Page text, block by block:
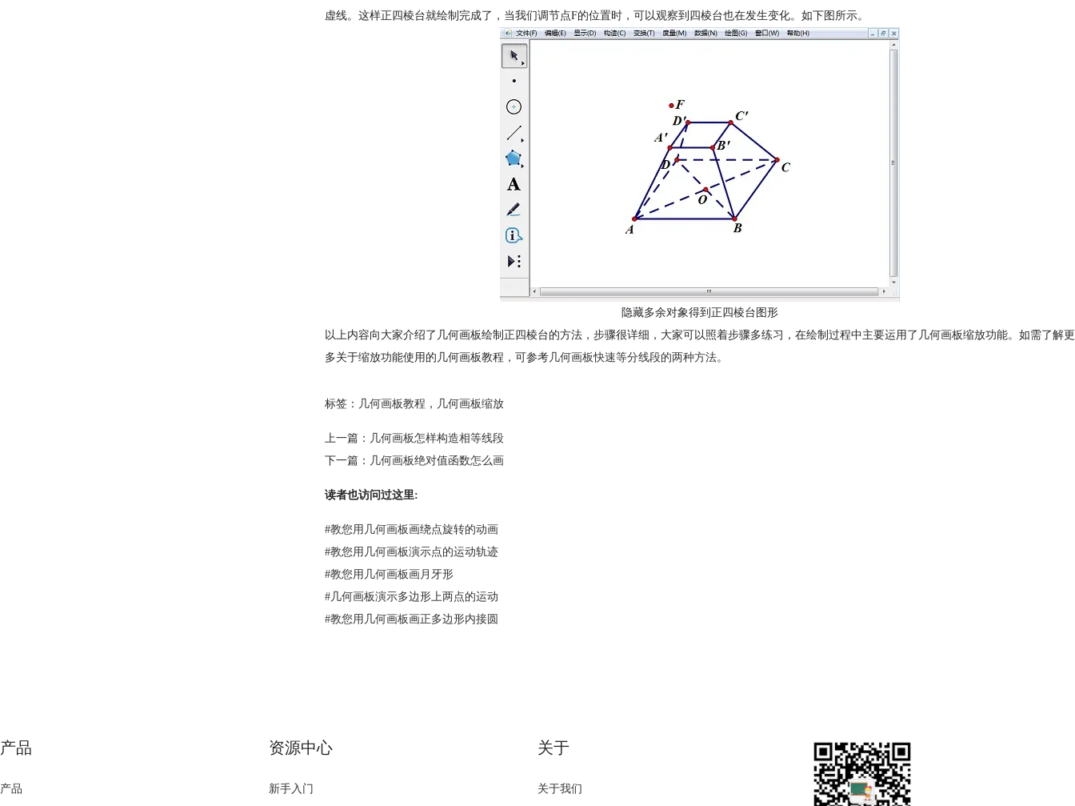
虚线。这样正四棱台就绘制完成了，当我们调节点F的位置时，可以观察到四棱台也在发生变化。如下图所示。
隐藏多余对象得到正四棱台图形
以上内容向大家介绍了几何画板绘制正四棱台的方法，步骤很详细，大家可以照着步骤多练习，在绘制过程中主要运用了几何画板缩放功能。如需了解更
多关于缩放功能使用的几何画板教程，可参考几何画板快速等分线段的两种方法。
标签： 几何画板教程 ， 几何画板缩放
上一篇： 几何画板怎样构造相等线段
下一篇： 几何画板绝对值函数怎么画
读者也访问过这里:
#教您用几何画板画绕点旋转的动画
#教您用几何画板演示点的运动轨迹
#教您用几何画板画月牙形
#几何画板演示多边形上两点的运动
#教您用几何画板画正多边形内接圆
产品
产品
资源中心
新手入门
关于
关于我们